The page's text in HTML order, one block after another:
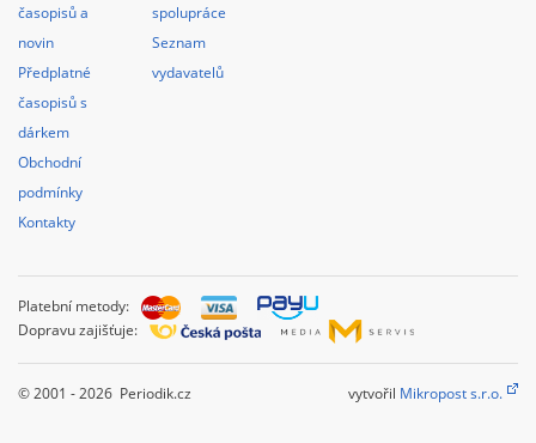
časopisů a
novin
Předplatné
časopisů s
dárkem
Obchodní
podmínky
Kontakty
spolupráce
Seznam
vydavatelů
Platební metody:
Dopravu zajišťuje:
© 2001 - 2026 Periodik.cz vytvořil Mikropost s.r.o.